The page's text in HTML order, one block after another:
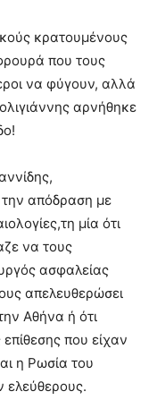
κρατουμένους
που τους
να φύγουν, αλλά
αρνήθηκε
απόδραση με
μία ότι
να τους
ασφαλείας
απελευθερώσει
Αθήνα ή ότι
που είχαν
η Ρωσία του
ελεύθερους.